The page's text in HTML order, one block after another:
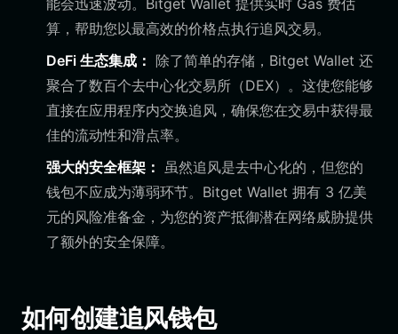
能会迅速波动。Bitget Wallet 提供实时 Gas 费估
算，帮助您以最高效的价格点执行追风交易。
DeFi 生态集成： 除了简单的存储，Bitget Wallet 还
聚合了数百个去中心化交易所（DEX）。这使您能够
直接在应用程序内交换追风，确保您在交易中获得最
佳的流动性和滑点率。
强大的安全框架： 虽然追风是去中心化的，但您的
钱包不应成为薄弱环节。Bitget Wallet 拥有 3 亿美
元的风险准备金，为您的资产抵御潜在网络威胁提供
了额外的安全保障。
如何创建追风钱包